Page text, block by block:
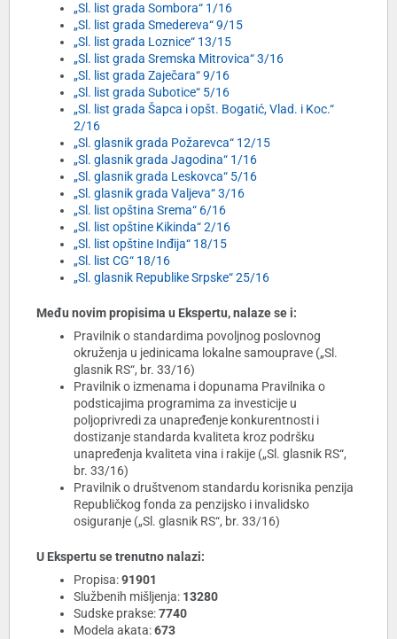
„Sl. list grada Sombora“ 1/16
„Sl. list grada Smedereva“ 9/15
„Sl. list grada Loznice“ 13/15
„Sl. list grada Sremska Mitrovica“ 3/16
„Sl. list grada Zaječara“ 9/16
„Sl. list grada Subotice“ 5/16
„Sl. list grada Šapca i opšt. Bogatić, Vlad. i Koc.“
2/16
„Sl. glasnik grada Požarevca“ 12/15
„Sl. glasnik grada Jagodina“ 1/16
„Sl. glasnik grada Leskovca“ 5/16
„Sl. glasnik grada Valjeva“ 3/16
„Sl. list opština Srema“ 6/16
„Sl. list opštine Kikinda“ 2/16
„Sl. list opštine Inđija“ 18/15
„Sl. list CG“ 18/16
„Sl. glasnik Republike Srpske“ 25/16
Među novim propisima u Ekspertu, nalaze se i:
Pravilnik o standardima povoljnog poslovnog
okruženja u jedinicama lokalne samouprave („Sl.
glasnik RS“, br. 33/16)
Pravilnik o izmenama i dopunama Pravilnika o
podsticajima programima za investicije u
poljoprivredi za unapređenje konkurentnosti i
dostizanje standarda kvaliteta kroz podršku
unapređenja kvaliteta vina i rakije („Sl. glasnik RS“,
br. 33/16)
Pravilnik o društvenom standardu korisnika penzija
Republičkog fonda za penzijsko i invalidsko
osiguranje („Sl. glasnik RS“, br. 33/16)
U Ekspertu se trenutno nalazi:
Propisa:91901
Službenih mišljenja: 13280
Sudske prakse:7740
Modela akata:673